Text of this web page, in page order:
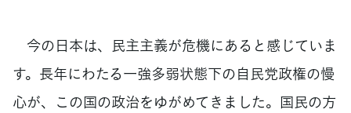
今の日本は、民主主義が危機にあると感じていま
す。長年にわたる一強多弱状態下の自民党政権の慢
心が、この国の政治をゆがめてきました。国民の方